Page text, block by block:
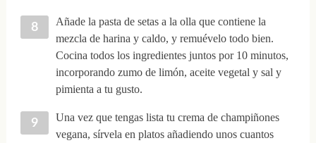
Añade la pasta de setas a la olla que contiene la
mezcla de harina y caldo, y remuévelo todo bien.
Cocina todos los ingredientes juntos por 10 minutos,
incorporando zumo de limón, aceite vegetal y sal y
pimienta a tu gusto.
Una vez que tengas lista tu crema de champiñones
vegana, sírvela en platos añadiendo unos cuantos